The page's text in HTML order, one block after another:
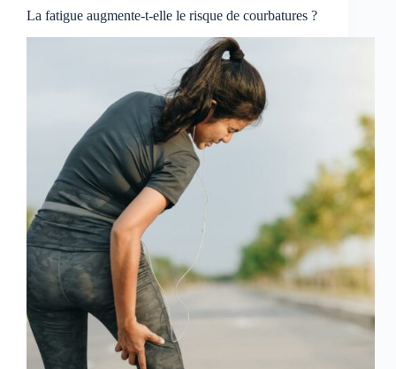
La fatigue augmente-t-elle le risque de courbatures ?